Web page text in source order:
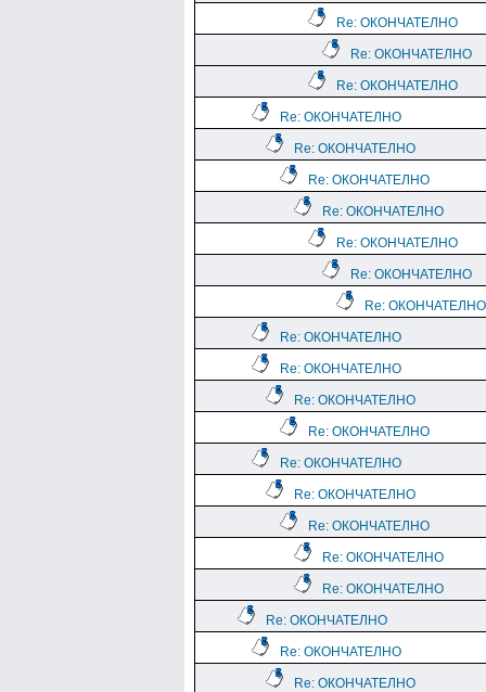
Re: ОКОНЧАТЕЛНО
Re: ОКОНЧАТЕЛНО
Re: ОКОНЧАТЕЛНО
Re: ОКОНЧАТЕЛНО
Re: ОКОНЧАТЕЛНО
Re: ОКОНЧАТЕЛНО
Re: ОКОНЧАТЕЛНО
Re: ОКОНЧАТЕЛНО
Re: ОКОНЧАТЕЛНО
Re: ОКОНЧАТЕЛНО
Re: ОКОНЧАТЕЛНО
Re: ОКОНЧАТЕЛНО
Re: ОКОНЧАТЕЛНО
Re: ОКОНЧАТЕЛНО
Re: ОКОНЧАТЕЛНО
Re: ОКОНЧАТЕЛНО
Re: ОКОНЧАТЕЛНО
Re: ОКОНЧАТЕЛНО
Re: ОКОНЧАТЕЛНО
Re: ОКОНЧАТЕЛНО
Re: ОКОНЧАТЕЛНО
Re: ОКОНЧАТЕЛНО